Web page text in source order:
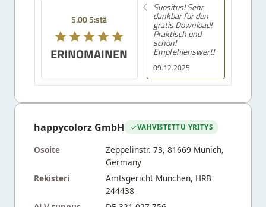
5.00 5:stä
ERINOMAINEN
09.12.2025
Suositus! Sehr
dankbar für den
gratis Download!
Praktisch und
schön!
Empfehlenswert!
happycolorz GmbH VAHVISTETTU YRITYS
Osoite
Zeppelinstr. 73, 81669 Munich,
Germany
Rekisteri
Amtsgericht München, HRB
244438